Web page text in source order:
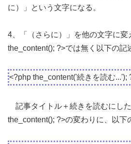
に）」という文字になる。
4、「（さらに）」を他の文字に変
the_content(); ?>では無く以下の記
<?php the_content('続きを読む...');
記事タイトル＋続きを読むにし
the_content(); ?>の変わりに、以下